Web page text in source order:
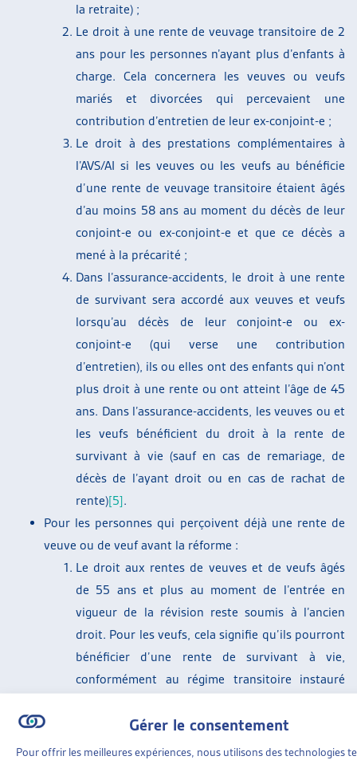
Gérer le consentement
Pour offrir les meilleures expériences, nous utilisons des technologies
la retraite) ;
Le droit à une rente de veuvage transitoire de 2
ans pour les personnes n’ayant plus d’enfants à
charge. Cela concernera les veuves ou veufs
mariés et divorcées qui percevaient une
contribution d’entretien de leur ex-conjoint-e ;
Le droit à des prestations complémentaires à
l’AVS/AI si les veuves ou les veufs au bénéficie
d’une rente de veuvage transitoire étaient âgés
d’au moins 58 ans au moment du décès de leur
conjoint-e ou ex-conjoint-e et que ce décès a
mené à la précarité ;
Dans l’assurance-accidents, le droit à une rente
de survivant sera accordé aux veuves et veufs
lorsqu’au décès de leur conjoint-e ou ex-
conjoint-e (qui verse une contribution
d’entretien), ils ou elles ont des enfants qui n’ont
plus droit à une rente ou ont atteint l’âge de 45
ans. Dans l’assurance-accidents, les veuves ou et
les veufs bénéficient du droit à la rente de
survivant à vie (sauf en cas de remariage, de
décès de l’ayant droit ou en cas de rachat de
rente)[5].
Pour les personnes qui perçoivent déjà une rente de
veuve ou de veuf avant la réforme :
Le droit aux rentes de veuves et de veufs âgés
de 55 ans et plus au moment de l’entrée en
vigueur de la révision reste soumis à l’ancien
droit. Pour les veufs, cela signifie qu’ils pourront
bénéficier d’une rente de survivant à vie,
conformément au régime transitoire instauré
La suppression, 2 ans après l’entrée en vigueur
de la modification, des rentes de veuves et de